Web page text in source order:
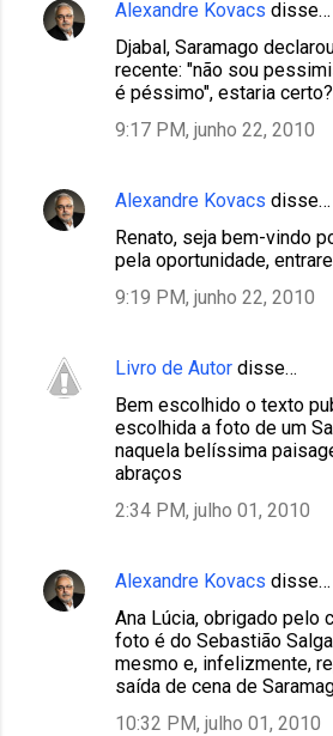
Alexandre Kovacs disse…
Djabal, Saramago
recente: "não sou
é péssimo", estaria certo?
9:17 PM, junho 22, 2010
Alexandre Kovacs disse…
Renato, seja bem-vindo
pela oportunidade,
9:19 PM, junho 22, 2010
Livro de Autor disse…
Bem escolhido o texto
escolhida a foto de um
naquela belíssima
abraços
2:34 PM, julho 01, 2010
Alexandre Kovacs disse…
Ana Lúcia, obrigado pelo
foto é do Sebastião
mesmo e, infelizmente,
saída de cena de
10:32 PM, julho 01, 2010